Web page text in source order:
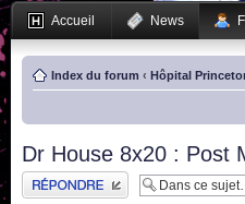
Accueil News
Index du forum ‹ Hôpital
Dr House 8x20 : Post
Publier une réponse